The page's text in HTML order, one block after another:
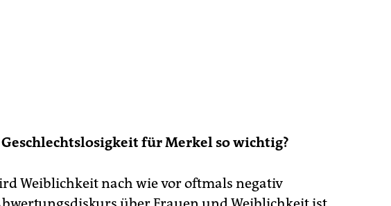
für Merkel so wichtig?
Weiblichkeit nach wie vor oftmals negativ